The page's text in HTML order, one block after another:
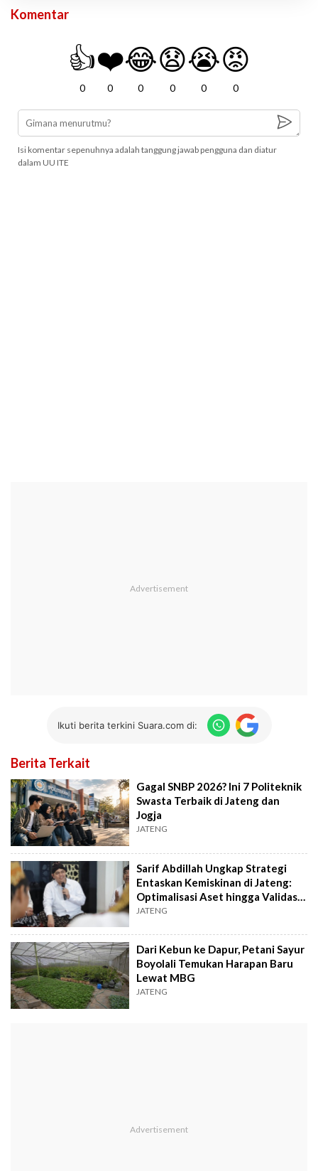
Komentar
👍
0
❤️
0
😂
0
😧
0
😭
0
😡
0
Isi komentar sepenuhnya adalah tanggung jawab pengguna dan diatur
dalam UU ITE
Ikuti berita terkini Suara.com di:
Berita Terkait
Gagal SNBP 2026? Ini 7 Politeknik
Swasta Terbaik di Jateng dan
Jogja
JATENG
Sarif Abdillah Ungkap Strategi
Entaskan Kemiskinan di Jateng:
Optimalisasi Aset hingga Validasi
Data
JATENG
Dari Kebun ke Dapur, Petani Sayur
Boyolali Temukan Harapan Baru
Lewat MBG
JATENG